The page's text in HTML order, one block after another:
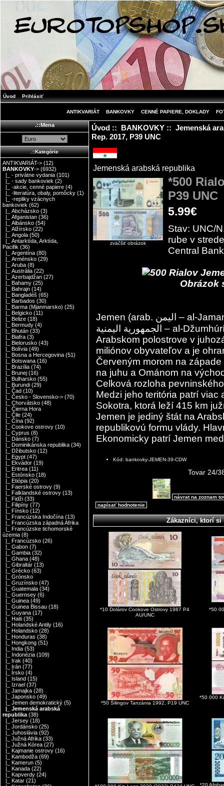
Úvod Prihlásiť
ANTIKVARIÁT BANKOVKY CENNÉ PAPIERE, DOKLADY
.::Mena
.::Kategórie
ANTIKVARIÁT-> (12)
BANKOVKY-> (6932)
|_ - privátne vydania (101)
|_ - sady bankoviek (2)
|_ -akcie, cenné papiere (4)
|_ -literatúra, obaly, pomôcky (1)
|_ -repliky vzácnych
bankoviek (62)
|_ Abcházsko (3)
|_ Afganistan (36)
|_ Albánsko (54)
|_ Alžírsko (22)
|_ Angola (50)
|_ Antarktída, Arktída,
Pacifik (36)
|_ Argentína (80)
|_ Arménsko (29)
|_ Aruba (8)
|_ Austrália (22)
|_ Azerbajdžan (27)
|_ Bahamy (25)
|_ Bahrajn (14)
|_ Bangladéš (65)
|_ Barbados (30)
|_ Barma (Mjanmarsko) (25)
|_ Belgicko (11)
|_ Belize (18)
|_ Bermudy (4)
|_ Bhután (33)
|_ Biafra (3)
|_ Bielorusko (43)
|_ Bolívia (49)
|_ Bosna a Hercegovina (51)
|_ Botswana (16)
|_ Brazília (74)
|_ Brunej (16)
|_ Bulharsko (55)
|_ Burundi (29)
|_ Čad (10)
|_ Česko - Slovensko-> (70)
|_ Chorvátsko (48)
|_ Čierna Hora
|_ Čile (24)
|_ Čína (92)
|_ Cookove ostrovy (10)
|_ Cyprus (8)
|_ Dánsko (7)
|_ Dominikánska republika (34)
|_ Džibutsko (12)
|_ Egypt (47)
|_ Ekvádor (19)
|_ Eritrea (11)
|_ Estónsko (18)
|_ Etiópia (20)
|_ Faerské ostrovy (9)
|_ Falklandské ostrovy (13)
|_ Fidži (33)
|_ Filipíny (77)
|_ Fínsko (12)
|_ Francúzska Indočína (13)
|_ Francúzska západná Afrika
|_ Francúzske tichomorské
územia (8)
|_ Francúzsko (26)
|_ Gabon (7)
|_ Gambia (32)
|_ Ghana (48)
|_ Gibraltár (13)
|_ Grécko (63)
|_ Grónsko
|_ Gruzínsko (47)
|_ Guatemala (34)
|_ Guernsey (6)
|_ Guinea (49)
|_ Guinea Bissau (18)
|_ Guyana (17)
|_ Haiti (35)
|_ Holandské Antily (16)
|_ Holandsko (28)
|_ Honduras (38)
|_ Hongkong (51)
|_ India (53)
|_ Indonézia (109)
|_ Irak (40)
|_ Irán (77)
|_ Írsko (4)
|_ Island (15)
|_ Izrael (37)
|_ Jamajka (28)
|_ Japonsko (49)
|_ Jemen demokratický (5)
|_ Jemenská arabská
republika (38)
|_ Jersey (18)
|_ Jordánsko (25)
|_ Juhoslávia (92)
|_ Južná Afrika (33)
|_ Južná Kórea (27)
|_ Kajmanie ostrovy (16)
|_ Kambodža (69)
|_ Kamerun (5)
|_ Kanada (22)
|_ Kapverdy (24)
|_ Katar (21)
Úvod:: BANKOVKY:: Jemenská
Rep. 2017, P39 UNC
Jemenská arabská republika
zväčšiť obrázok
*500
P39 UNC
5.99€
Stav: UNC/
rube v
Central
Obrázok
Jemen (arab. اليمن – al-Jaman ), dlhý tvar Jemenská republika (arab.
الجمهورية اليمنية – al-Džumhúríja al-Jamaníja ), je štát ležiaci na
Arabskom polostrove v
miliónov obyvateľov a je
Červeným morom na
na juhu a Ománom na
Celková rozloha
Medzi jeho teritória patrí
Sokotra, ktorá leží 415 km
Jemen je jediný štát na
republikovú formu vlády.
Ekonomicky patrí Jemen
Kód: bankovky-JEMEN-39-CDW
Tovar 24/
návrat na zoznam
napísať hodnotenie
Zákazníci, ktorí si
*10 Dolárov Cookove Ostrovy 1987 P4
AU/UNC
*50
*50 Šilingov Tanzánia 1992, P19 UNC
*50 000
*20